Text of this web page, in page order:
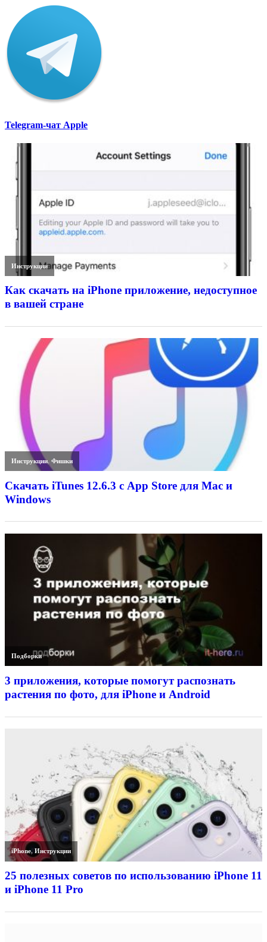
Telegram-чат Apple
Инструкции
Как скачать на iPhone приложение, недоступное
в вашей стране
Инструкции,Фишки
Скачать iTunes 12.6.3 с App Store для Mac и
Windows
Подборки
3 приложения, которые помогут распознать
растения по фото, для iPhone и Android
iPhone,Инструкции
25 полезных советов по использованию iPhone 11
и iPhone 11 Pro